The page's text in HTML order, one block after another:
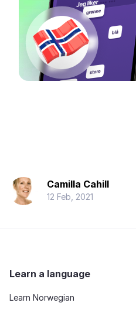
Camilla Cahill
12 Feb, 2021
Learn a language
Learn Norwegian